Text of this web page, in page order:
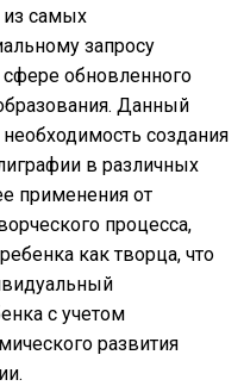
из самых
запросу
сфере обновленного
Данный
создания
в различных
применения от
процесса,
как творца, что
с учетом
развития